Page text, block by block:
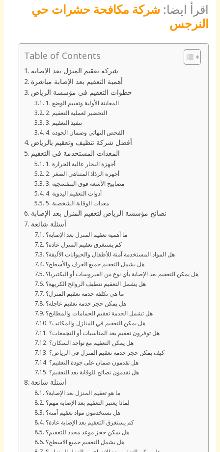
اقرأ ايضا:شركة مكافحة حشرات حي
النرجس
Table of Contents
شركة تعقيم المنزل بعد الإصابة
أهمية التعقيم بعد الإصابة مباشرة
خطوات التعقيم في مؤسسة الرياض
1. المعاينة الأولية وتقييم الوضع
2. التحضير لعملية التعقيم
3. تنفيذ التعقيم
4. الفحص النهائي وضمان الجودة
أفضل شركة تنظيف وتعقيم بالرياض
المعدات المستخدمة في التعقيم
1. أجهزة البخار عالية الحرارة
2. أجهزة الرذاذ المتناهي الصغر
3. مصابيح الأشعة فوق البنفسجية
4. أدوات التعقيم اليدوية
5. معدات الوقاية الشخصية
نصائح مؤسسة الرياض لتعقيم المنزل بعد الإصابة
أسئلة شائعة
ما أهمية تعقيم المنزل بعد الإصابة؟
كم يستغرق تعقيم المنزل عادة؟
هل المواد المستخدمة آمنة للأطفال والحيوانات الأليفة؟
هل يشمل التعقيم جميع الغرف والأسطح؟
هل يمكن التعقيم بعد الإصابة بأي نوع من الفيروسات أو البكتيريا؟
هل يشمل التعقيم تنظيف الروائح الكريهة؟
ما هي تكلفة خدمة تعقيم المنزل؟
هل يمكن حجز خدمة تعقيم عاجلة؟
هل تشمل الخدمة تعقيم الحمامات والمطابخ؟
هل يمكن التعقيم في المنازل والمكاتب؟
هل توفرون تعقيم بعد المناسبات أو التجمعات؟
هل يمكن التعقيم مع تواجد السكان؟
كيف يمكن حجز خدمة تعقيم المنزل في الرياض؟
هل تقدمون ضمان على جودة التعقيم؟
هل تقدمون نصائح للوقاية بعد التعقيم؟
أسئلة شائعة
ما هو تعقيم المنزل بعد الإصابة؟
لماذا يعتبر التعقيم بعد الإصابة مهم؟
هل تستخدمون مواد تعقيم آمنة؟
كم يستغرق التعقيم بعد الإصابة عادة؟
هل يمكن حجز موعد محدد للتعقيم؟
هل يشمل التعقيم جميع الاسطح؟